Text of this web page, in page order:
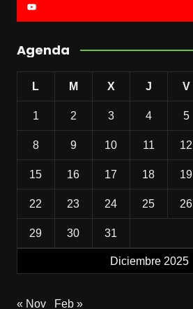
Agenda
Diciembre 2025
L M X J V
1 2 3 4 5
8 9 10 11 12
15 16 17 18 19
22 23 24 25 26
29 30 31
« Nov Feb »